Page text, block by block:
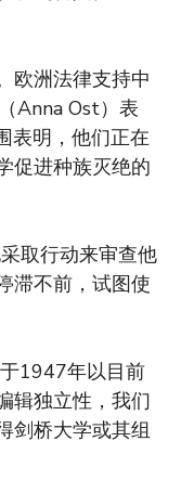
欧洲法律支持中
Anna Ost）表
表明，他们正在
促进种族灭绝的
取行动来审查他
滞不前，试图使
1947年以目前
辑独立性，我们
剑桥大学或其组